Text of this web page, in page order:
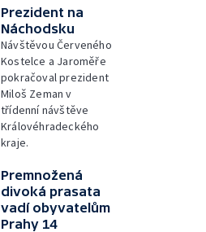
Prezident na
Náchodsku
Návštěvou Červeného
Kostelce a Jaroměře
pokračoval prezident
Miloš Zeman v
třídenní návštěve
Královéhradeckého
kraje.
Premnožená
divoká prasata
vadí obyvatelům
Prahy 14